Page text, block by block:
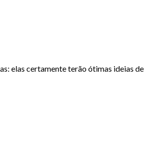
elas certamente terão ótimas ideias de